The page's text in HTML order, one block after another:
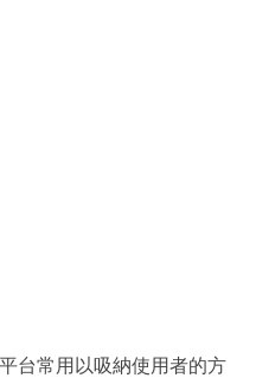
台常用以吸納使用者的方